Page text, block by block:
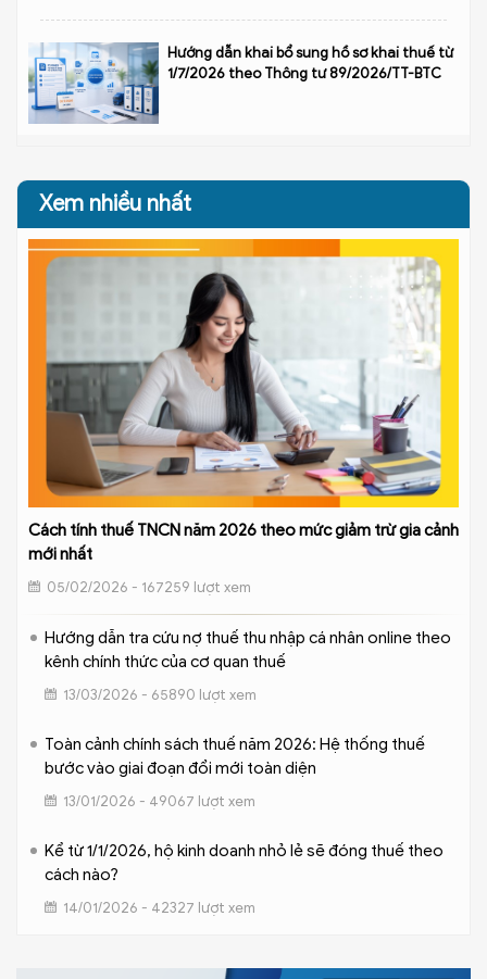
Hướng dẫn khai bổ sung hồ sơ khai thuế từ
1/7/2026 theo Thông tư 89/2026/TT-BTC
Xem nhiều nhất
Cách tính thuế TNCN năm 2026 theo mức giảm trừ gia cảnh
mới nhất
05/02/2026 - 167259 lượt xem
Hướng dẫn tra cứu nợ thuế thu nhập cá nhân online theo
kênh chính thức của cơ quan thuế
13/03/2026 - 65890 lượt xem
Toàn cảnh chính sách thuế năm 2026: Hệ thống thuế
bước vào giai đoạn đổi mới toàn diện
13/01/2026 - 49067 lượt xem
Kể từ 1/1/2026, hộ kinh doanh nhỏ lẻ sẽ đóng thuế theo
cách nào?
14/01/2026 - 42327 lượt xem